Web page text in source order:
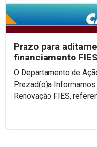
Prazo para
financiamento
31/05
O Departamento de
Prezad(o)a Informamos que o Aditamento de
Renovação FIES,